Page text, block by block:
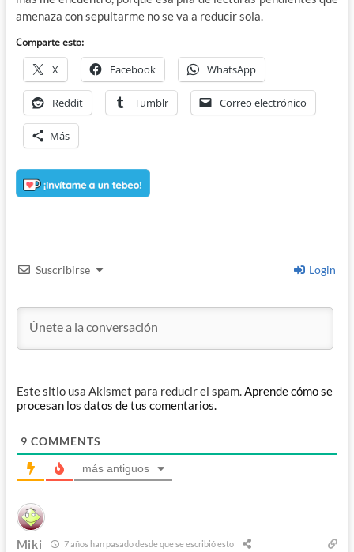
amenaza con sepultarme no se va a reducir sola.
Comparte esto:
X Facebook WhatsApp
Reddit Tumblr Correo electrónico
Más
Suscribirse Login
Este sitio usa Akismet para reducir el spam.Aprende cómo se
procesan los datos de tus comentarios.
9 COMMENTS
más antiguos
Miki 7 años han pasado desde que se escribió esto